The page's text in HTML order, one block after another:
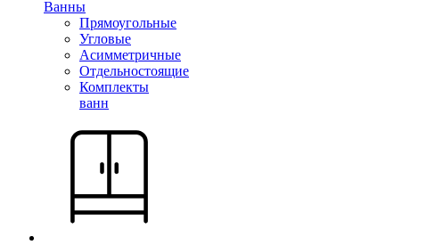
Ванны
Прямоугольные
Угловые
Асимметричные
Отдельностоящие
Комплекты
ванн